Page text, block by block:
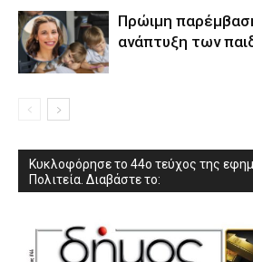
Πρώιμη
ανάπτυξη των
Κυκλοφόρησε το 44ο τεύχος της
Πολιτεία. Διαβάστε το: